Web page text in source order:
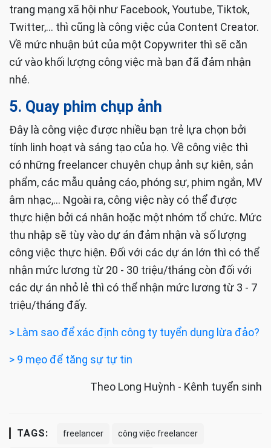
thử nghĩ lại một chút. Hiện nay, khi bạn lên google
tìm kiếm bất kỳ thông tin gì thì kết quả sẽ dẫn link
đến các website có từ khóa tương tự. Và các nội
dung được trình bày trong website ấy chính là công
việc của một Copywriter hay một Content Website.
Mặt khác, việc sáng tạo nội dung để đưa lên các
trang mạng xã hội như Facebook, Youtube, Tiktok,
Twitter,... thì cũng là công việc của Content Creator.
Về mức nhuận bút của một Copywriter thì sẽ căn
cứ vào khối lượng công việc mà bạn đã đảm nhận
nhé.
5. Quay phim chụp ảnh
Đây là công việc được nhiều bạn trẻ lựa chọn bởi
tính linh hoạt và sáng tạo của họ. Về công việc thì
có những freelancer chuyên chụp ảnh sự kiên, sản
phẩm, các mẫu quảng cáo, phóng sự, phim ngắn, MV
âm nhạc,... Ngoài ra, công việc này có thể được
thực hiện bởi cá nhân hoặc một nhóm tổ chức. Mức
công việc thực hiện. Đối với các dự án lớn thì có thể
nhận mức lương từ 20 - 30 triệu/tháng còn đối với
các dự án nhỏ lẻ thì có thể nhận mức lương từ 3 - 7
> Làm sao để xác định công ty tuyển dụng lừa đảo?